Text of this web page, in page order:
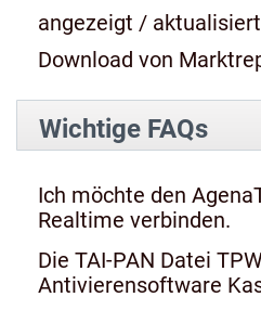
angezeigt / aktualisiert
Download von
Wichtige FAQs
Ich möchte den
Realtime verbinden.
Die TAI-PAN Datei
Antivierensoftware